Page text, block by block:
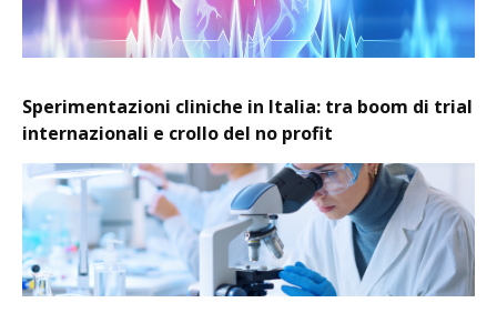
Sperimentazioni cliniche in Italia: tra boom di trial
internazionali e crollo del no profit